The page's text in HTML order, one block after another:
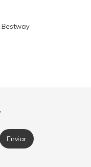
Bestway